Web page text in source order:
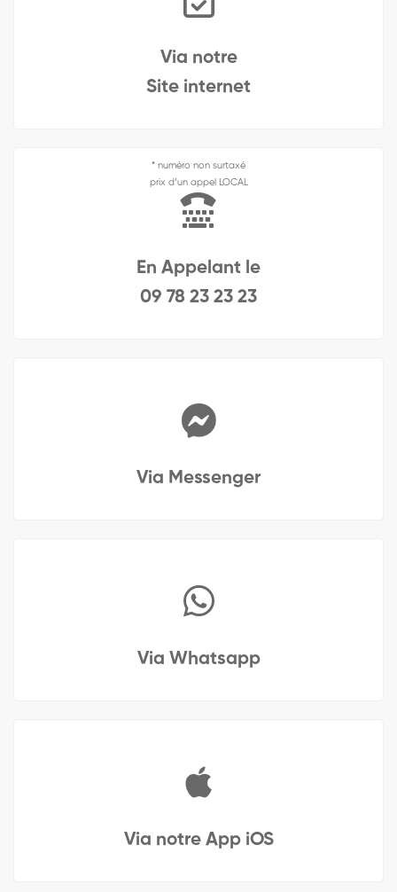
Via notre
Site internet
* numéro non surtaxé
prix d’un appel LOCAL
En Appelant le
09 78 23 23 23
Via Messenger
Via Whatsapp
Via notre App iOS